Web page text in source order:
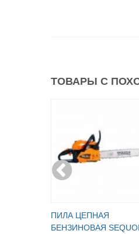
ТОВАРЫ С
ПИЛА ЦЕПНАЯ
БЕНЗИНОВАЯ